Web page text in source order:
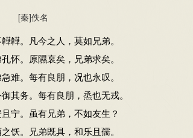
[秦]佚名
韡。凡今之人，莫如兄弟。
怀。原隰裒矣，兄弟求矣。
难。每有良朋，况也永叹。
其务。每有良朋，烝也无戎。
宁。虽有兄弟，不如友生？
饫。兄弟既具，和乐且孺。